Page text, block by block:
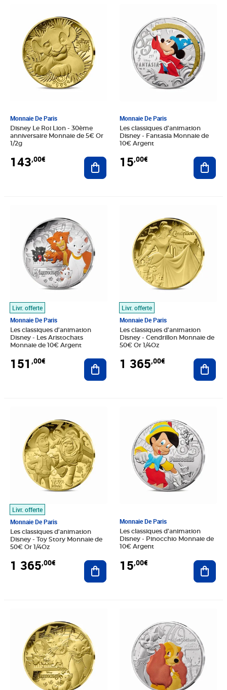
Monnaie De Paris
Disney Le Roi Lion - 30ème
anniversaire Monnaie de 5€ Or
1/2g
143,00€ Ajouter au panier
Monnaie De Paris
Les classiques d'animation
Disney - Fantasia Monnaie de
10€ Argent
15,00€
Livr. offerte
Monnaie De Paris
Les classiques d'animation
Disney - Les Aristochats
Monnaie de 10€ Argent
151 ,00€ Ajouter au panier
Livr. offerte
Monnaie De Paris
Les classiques d'animation
Disney - Cendrillon Monnaie de
50€ Or 1/4Oz
1 365,00€
Livr. offerte
Monnaie De Paris
Les classiques d'animation
Disney - Toy Story Monnaie de
50€ Or 1/4Oz
1 365,00€ Ajouter au panier
Monnaie De Paris
Les classiques d'animation
Disney - Pinocchio Monnaie de
10€ Argent
15,00€